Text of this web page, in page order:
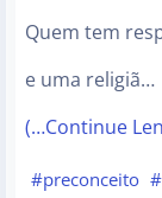
Quem tem
e uma religiã…
(…Continue
#preconceito